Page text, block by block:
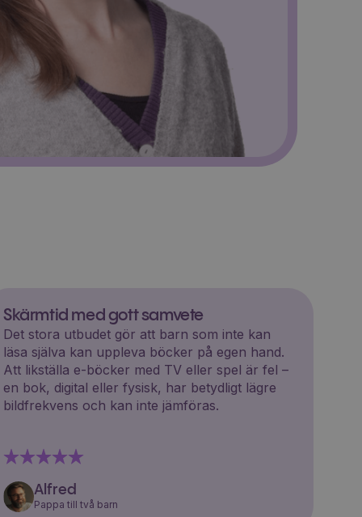
Skärmtid med gott samvete
Det stora utbudet gör att barn som inte kan
läsa själva kan uppleva böcker på egen hand.
Att likställa e-böcker med TV eller spel är fel –
en bok, digital eller fysisk, har betydligt lägre
bildfrekvens och kan inte jämföras.
Alfred
Pappa till två barn